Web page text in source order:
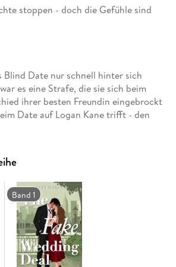
stoppen - doch die Gefühle sind
Blind Date nur schnell hinter sich
es eine Strafe, die sie sich beim
ihrer besten Freundin eingebrockt
Date auf Logan Kane trifft - den
einem viel zu intimen Kuss landen
am nächsten Tag die Runde in den
Prompt werden Tess und Logan als
Um den Trubel unter Kontrolle zu
einen Plan: Sie sollen so tun, als
wären sie wirklich ein Paar.
Band 1